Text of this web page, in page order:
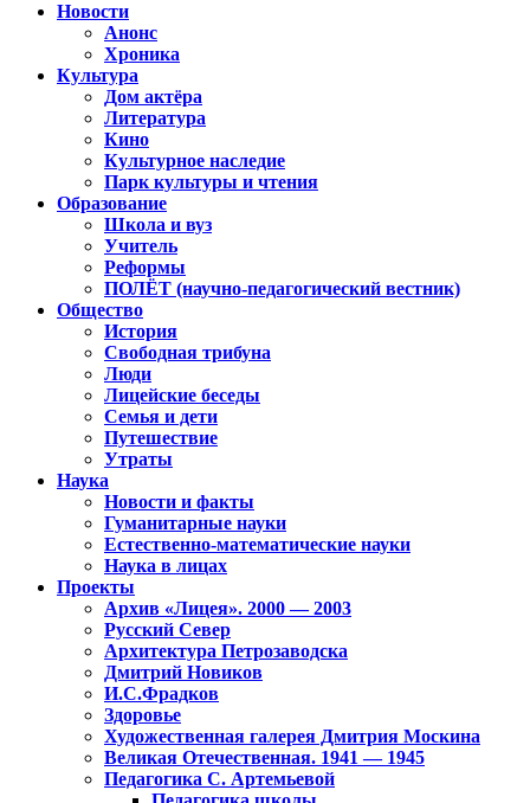
Новости
Анонс
Хроника
Культура
Дом актёра
Литература
Кино
Культурное наследие
Парк культуры и чтения
Образование
Школа и вуз
Учитель
Реформы
ПОЛЁТ (научно-педагогический вестник)
Общество
История
Свободная трибуна
Люди
Лицейские беседы
Семья и дети
Путешествие
Утраты
Наука
Новости и факты
Гуманитарные науки
Естественно-математические науки
Наука в лицах
Проекты
Архив «Лицея». 2000 — 2003
Русский Север
Архитектура Петрозаводска
Дмитрий Новиков
И.С.Фрадков
Здоровье
Художественная галерея Дмитрия Москина
Великая Отечественная. 1941 — 1945
Педагогика С. Артемьевой